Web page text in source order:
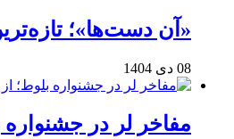
«آن دست‌ها»؛
08 دی 1404
مفاخر لر در